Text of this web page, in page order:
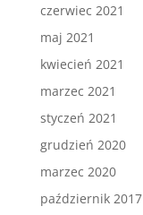
czerwiec 2021
maj 2021
kwiecień 2021
marzec 2021
styczeń 2021
grudzień 2020
marzec 2020
październik 2017